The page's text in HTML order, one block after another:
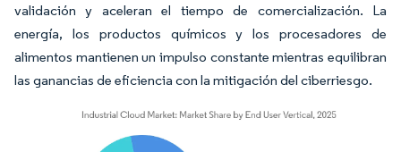
validación y aceleran el tiempo de comercialización. La
energía, los productos químicos y los procesadores de
alimentos mantienen un impulso constante mientras equilibran
las ganancias de eficiencia con la mitigación del ciberriesgo.